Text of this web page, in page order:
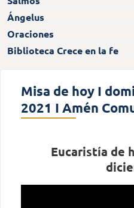
Ángelus
Oraciones
Biblioteca Crece en la fe
Misa de hoy I
2021 I Amén
Eucaristía de